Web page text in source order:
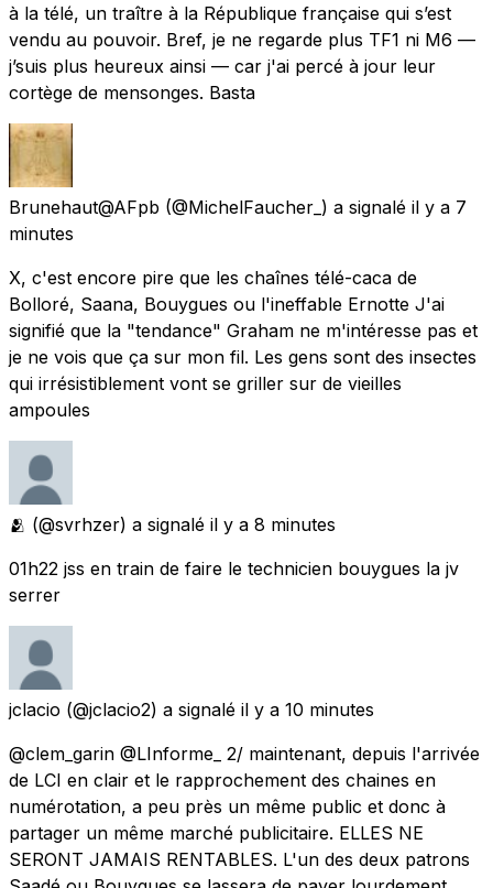
à la télé, un traître à la République française qui s’est
vendu au pouvoir. Bref, je ne regarde plus TF1 ni M6 —
j’suis plus heureux ainsi — car j'ai percé à jour leur
cortège de mensonges. Basta
Brunehaut@AFpb (@MichelFaucher_) a signalé il y a 7
minutes
X, c'est encore pire que les chaînes télé-caca de
Bolloré, Saana, Bouygues ou l'ineffable Ernotte J'ai
signifié que la "tendance" Graham ne m'intéresse pas et
je ne vois que ça sur mon fil. Les gens sont des insectes
qui irrésistiblement vont se griller sur de vieilles
ampoules
🫂 (@svrhzer) a signalé il y a 8 minutes
01h22 jss en train de faire le technicien bouygues la jv
serrer
jclacio (@jclacio2) a signalé il y a 10 minutes
@clem_garin @LInforme_ 2/ maintenant, depuis l'arrivée
de LCI en clair et le rapprochement des chaines en
numérotation, a peu près un même public et donc à
partager un même marché publicitaire. ELLES NE
SERONT JAMAIS RENTABLES. L'un des deux patrons